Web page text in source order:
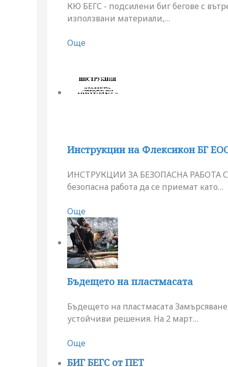
КЮ БЕГС - подсилени биг бегове с
използвани материали,…
Още
Инструкции на Флексикон БГ
ИНСТРУКЦИИ ЗА БЕЗОПАСНА РАБОТА
безопасна работа да се приемат като…
Още
Бъдещето на пластмасата
Бъдещето на пластмасата
устойчиви решения. На 2 март…
Още
БИГ БЕГС от ПЕТ